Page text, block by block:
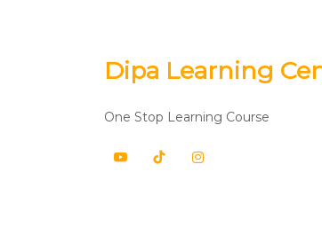
Dipa Learning
One Stop Learning Course